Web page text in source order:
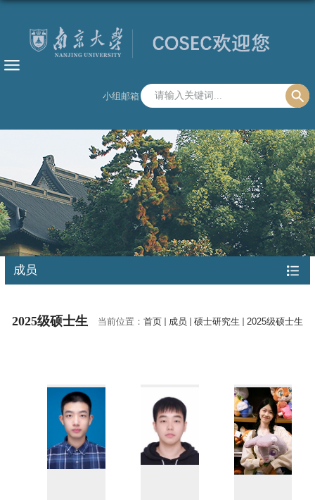
小组邮箱
成员
当前位置： 首页 成员 硕士研究生 2025级硕士生
2025级硕士生